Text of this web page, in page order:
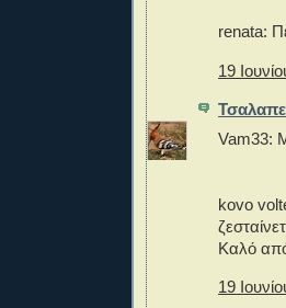
renata:
19
Vam33:
kovo
Καλό
19